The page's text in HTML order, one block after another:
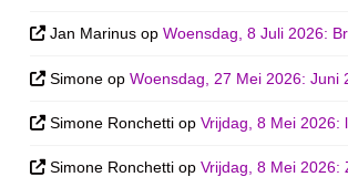
Jan Marinus opWoensdag, 8 Juli 2026:
Simone opWoensdag, 27 Mei 2026: Juni
Simone Ronchetti opVrijdag, 8 Mei 2026:
Simone Ronchetti opVrijdag, 8 Mei 2026: